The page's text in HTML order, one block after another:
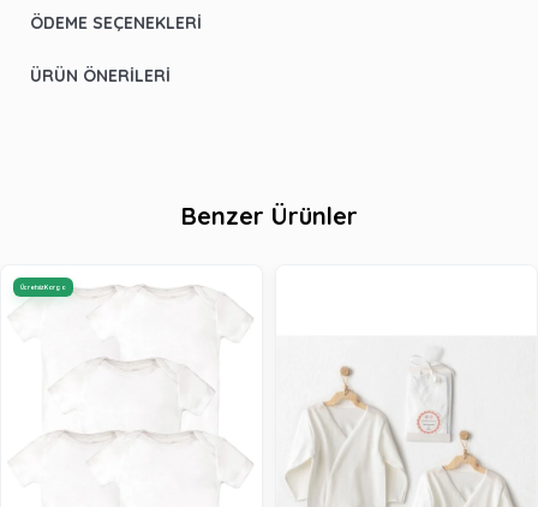
ÖDEME SEÇENEKLERI
ÜRÜN ÖNERILERI
Benzer Ürünler
Ücretsiz Kargo